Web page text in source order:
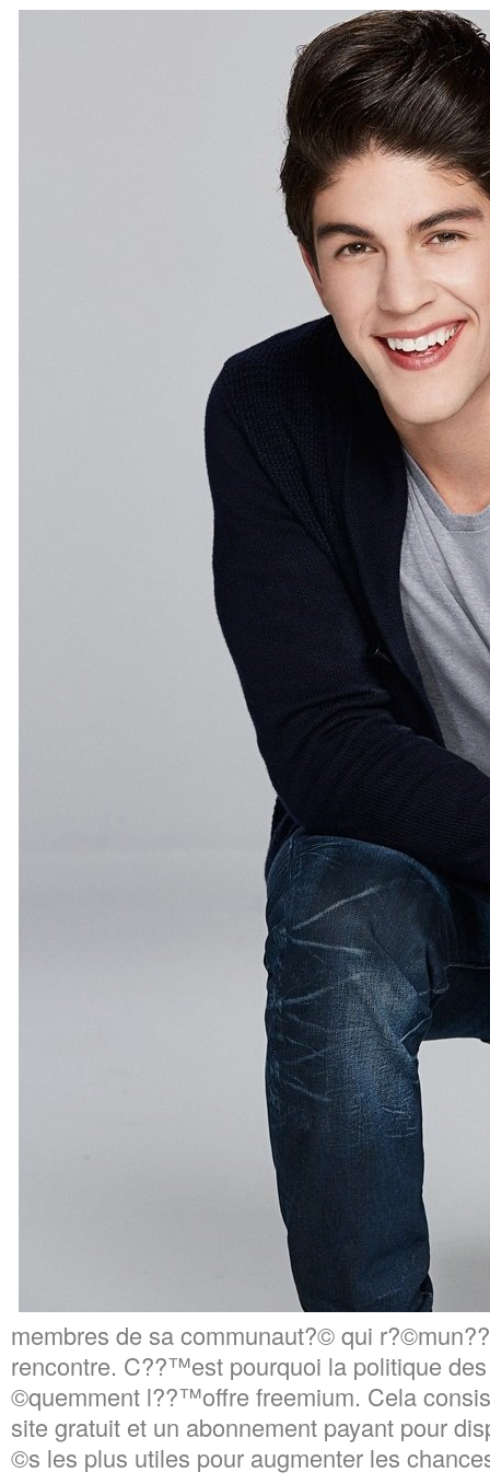
membres de sa communaut?© qui
rencontre. C??™est pourquoi la politique
©quemment l??™offre freemium. Cela
site gratuit et un abonnement payant pour
©s les plus utiles pour augmenter les